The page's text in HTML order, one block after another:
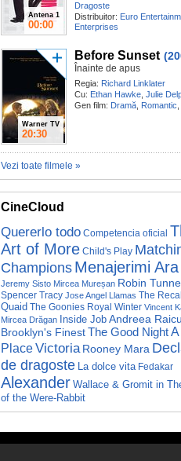
Antena 1
00:00
Dragoste
Distribuitor: Euro
Enterprises
Warner TV
20:30
Before Sunset
Înainte de apus
Regia: Richard Linklater
Cu: Ethan Hawke Julie
Gen film: Dramă Romantic
Vezi toate filmele »
CineCloud
Quererlo todo Competencia oficial
Art of More Child's Play
ChampionsMenajerimi Ara
Jeremy Sisto Mircea Mureșan Robin
Spencer Tracy Jose Angel Llamas The Recall
Quaid The Goonies Royal Winter Vincent
Mircea Drăgan Inside Job Andreea Raicu
Brooklyn's FinestThe Good Night
PlaceVictoria Rooney Mara
de dragoste La dolce vita Fedakar
Alexander Wallace & Gromit in
of the Were-Rabbit